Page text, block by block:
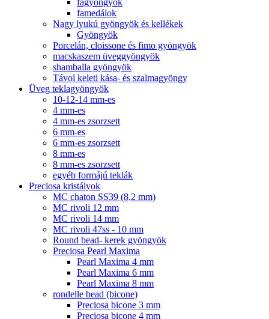
fagyöngyök
famedálok
Nagy lyukú gyöngyök és kellékek
Gyöngyök
Porcelán, cloissone és fimo gyöngyök
macskaszem üveggyöngyök
shamballa gyöngyök
Távol keleti kása- és szalmagyöngy
Üveg teklagyöngyök
10-12-14 mm-es
4 mm-es
4 mm-es zsorzsett
6 mm-es
6 mm-es zsorzsett
8 mm-es
8 mm-es zsorzsett
egyéb formájú teklák
Preciosa kristályok
MC chaton SS39 (8,2 mm)
MC rivoli 12 mm
MC rivoli 14 mm
MC rivoli 47ss - 10 mm
Round bead- kerek gyöngyök
Preciosa Pearl Maxima
Pearl Maxima 4 mm
Pearl Maxima 6 mm
Pearl Maxima 8 mm
rondelle bead (bicone)
Preciosa bicone 3 mm
Preciosa bicone 4 mm